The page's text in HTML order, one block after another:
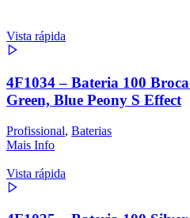
Vista rápida
4F1034 – Bateria 100
Green, Blue Peony S Effect
Profissional, Baterias
Mais Info
Vista rápida